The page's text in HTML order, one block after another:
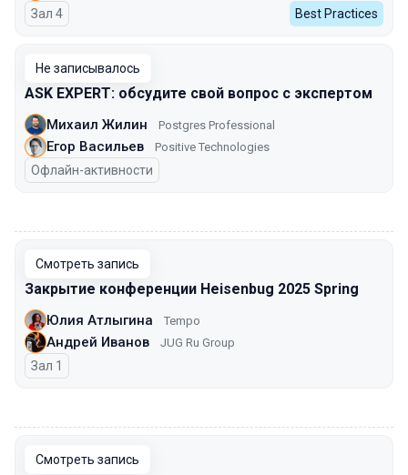
Зал 4 Best Practices
Не записывалось
ASK EXPERT: обсудите свой вопрос с экспертом
Михаил Жилин Postgres Professional
Егор Васильев Positive Technologies
Офлайн-активности
Смотреть запись
Закрытие конференции Heisenbug 2025 Spring
Юлия Атлыгина Tempo
Андрей Иванов JUG Ru Group
Зал 1
Смотреть запись